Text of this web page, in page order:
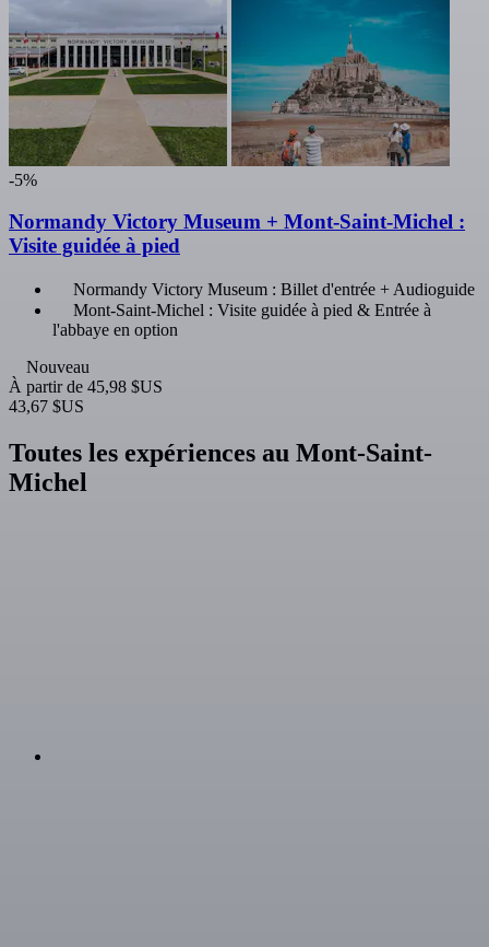
-5%
Normandy Victory Museum + Mont-Saint-Michel :
Visite guidée à pied
Normandy Victory Museum : Billet d'entrée + Audioguide
Mont-Saint-Michel : Visite guidée à pied & Entrée à
l'abbaye en option
Nouveau
À partir de 45,98 $US
43,67 $US
Toutes les expériences au Mont-Saint-
Michel